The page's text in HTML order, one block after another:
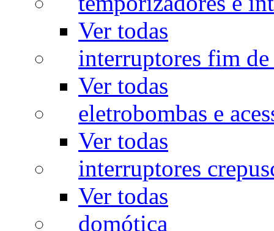
Ver todas
interruptores fim de
Ver todas
eletrobombas e
Ver todas
interruptores
Ver todas
domótica